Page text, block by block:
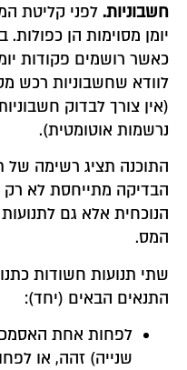
חשבוניות. לפני קליטת
יומן מסוימות הן כפולות.
כאשר רושמים פקודות
לוודא שחשבוניות רכש
(אין צורך לבדוק
נרשמות אוטומטית).
התוכנה תציג רשימה של
הבדיקה מתייחסת לא רק
הנוכחית אלא גם
המס.
שתי תנועות חשודות
התנאים הבאים (יחד):
לפחות אחת
שנייה) זהה, או לפחות 3 הספרות האחרונות